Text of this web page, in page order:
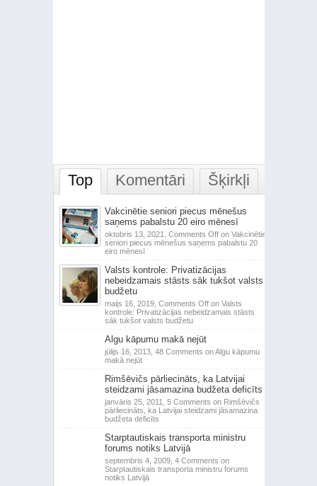
Top Komentāri Šķirkļi
Vakcinētie seniori piecus mēnešus
saņems pabalstu 20 eiro mēnesī
oktobris 13, 2021, Comments Offon Vakcinētie
seniori piecus mēnešus saņems pabalstu 20
eiro mēnesī
Valsts kontrole: Privatizācijas
nebeidzamais stāsts sāk tukšot valsts
budžetu
maijs 16, 2019, Comments Offon Valsts
kontrole: Privatizācijas nebeidzamais stāsts
sāk tukšot valsts budžetu
Algu kāpumu makā nejūt
jūlijs 16, 2013, 48 Comments on Algu kāpumu
makā nejūt
Rimšēvičs pārliecināts, ka Latvijai
steidzami jāsamazina budžeta deficīts
janvāris 25, 2011, 5 Comments on Rimšēvičs
pārliecināts, ka Latvijai steidzami jāsamazina
budžeta deficīts
Starptautiskais transporta ministru
forums notiks Latvijā
septembris 4, 2009, 4 Comments on
Starptautiskais transporta ministru forums
notiks Latvijā